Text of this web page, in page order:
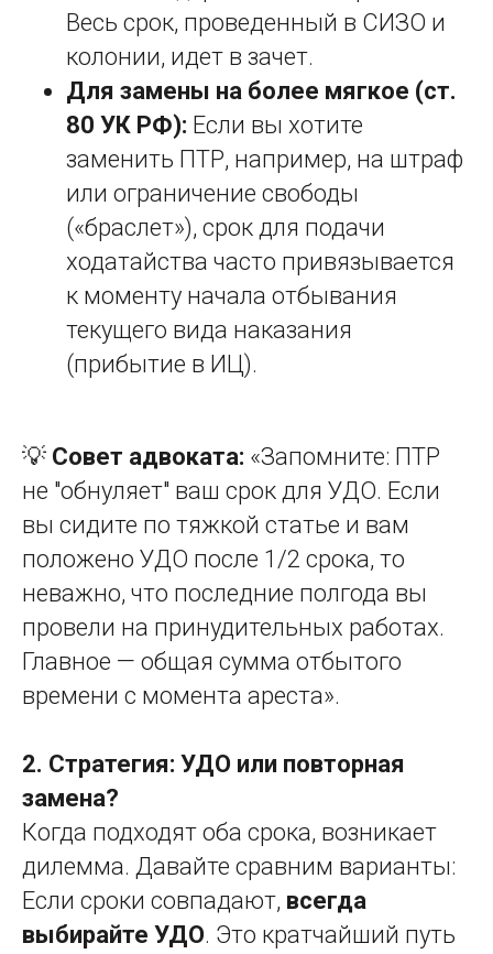
Весь срок, проведенный в СИЗО и
колонии, идет в зачет.
Для замены на более мягкое (ст.
80 УК РФ): Если вы хотите
заменить ПТР, например, на штраф
или ограничение свободы
(«браслет»), срок для подачи
ходатайства часто привязывается
к моменту начала отбывания
текущего вида наказания
(прибытие в ИЦ).
💡 Совет адвоката: «Запомните: ПТР
не "обнуляет" ваш срок для УДО. Если
вы сидите по тяжкой статье и вам
положено УДО после 1/2 срока, то
неважно, что последние полгода вы
провели на принудительных работах.
Главное — общая сумма отбытого
времени с момента ареста».
2. Стратегия: УДО или повторная
замена?
Когда подходят оба срока, возникает
дилемма. Давайте сравним варианты:
Если сроки совпадают, всегда
выбирайте УДО. Это кратчайший путь